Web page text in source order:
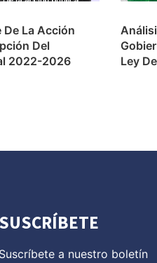
De La Acción
Del
2022-2026
Ley
SUSCRÍBETE
Suscríbete a nuestro boletín